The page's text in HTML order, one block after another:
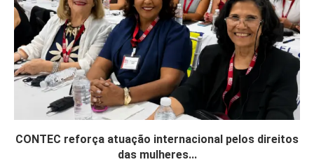
CONTEC reforça atuação internacional pelos direitos
das mulheres...